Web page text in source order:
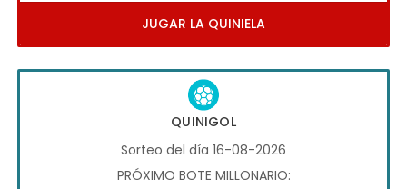
JUGAR LA QUINIELA
QUINIGOL
Sorteo del día 16-08-2026
PRÓXIMO BOTE MILLONARIO: